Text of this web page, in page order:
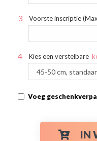
Voorste inscriptie
Kies een verstelbare
Voeg
IN